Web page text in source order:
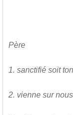
Père
1.sanctifié soit
2. vienne sur